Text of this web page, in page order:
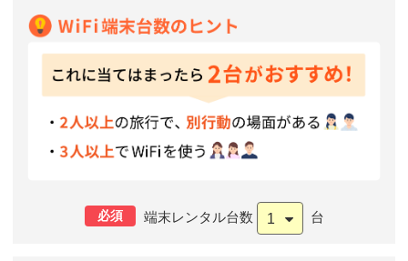
必須 端末レンタル台数 1 台